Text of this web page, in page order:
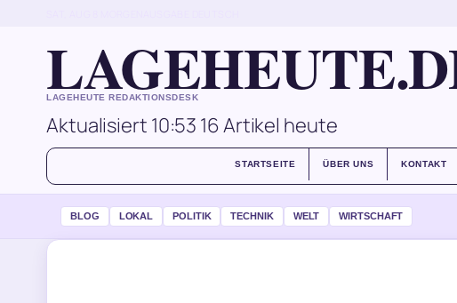
LAGEHEUTE REDAKTIONSDESK
Aktualisiert 10:53 16 Artikel heute
STARTSEITE ÜBER UNS KONTAKT
BLOG LOKAL POLITIK TECHNIK WELT WIRTSCHAFT